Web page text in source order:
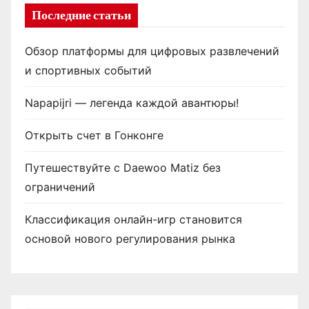
Последние статьи
Обзор платформы для цифровых развлечений
и спортивных событий
Napapijri — легенда каждой авантюры!
Открыть счет в Гонконге
Путешествуйте с Daewoo Matiz без
ограничений
Классификация онлайн-игр становится
основой нового регулирования рынка